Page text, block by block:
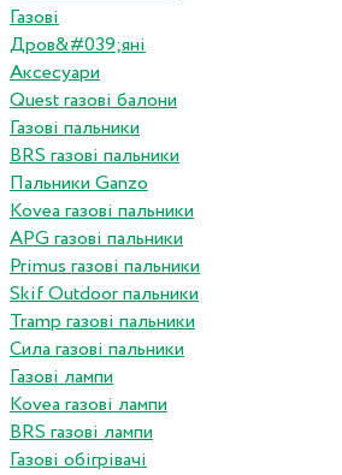
Газові
Дров&#039;яні
Аксесуари
Quest газові балони
Газові пальники
BRS газові пальники
Пальники Ganzo
Kovea газові пальники
APG газові пальники
Primus газові пальники
Skif Outdoor пальники
Tramp газові пальники
Сила газові пальники
Газові лампи
Kovea газові лампи
BRS газові лампи
Газові обігрівачі